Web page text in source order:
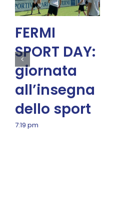
FERMI
SPORT DAY:
giornata
all’insegna
dello sport
7:19 pm